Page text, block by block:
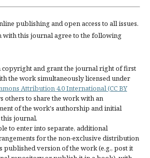
publishing and open access to all issues.
with this journal agree to the following
copyright and grant the journal right of first
the work simultaneously licensed under
Attribution 4.0 International (CC BY
others to share the work with an
of the work's authorship and initial
journal.
to enter into separate, additional
for the non-exclusive distribution
published version of the work (e.g., post it